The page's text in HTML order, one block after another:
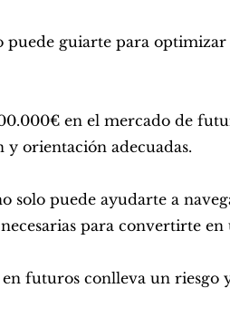
guiarte para optimizar
en el mercado de
y orientación adecuadas.
solo puede ayudarte a
para convertirte
futuros conlleva un riesgo